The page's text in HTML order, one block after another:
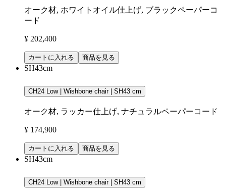
オーク材, ホワイトオイル仕上げ, ブラックペーパーコ
ード
¥ 202,400
カートに入れる 商品を見る
SH43cm
CH24 Low | Wishbone chair | SH43 cm
オーク材, ラッカー仕上げ, ナチュラルペーパーコード
¥ 174,900
カートに入れる 商品を見る
SH43cm
CH24 Low | Wishbone chair | SH43 cm